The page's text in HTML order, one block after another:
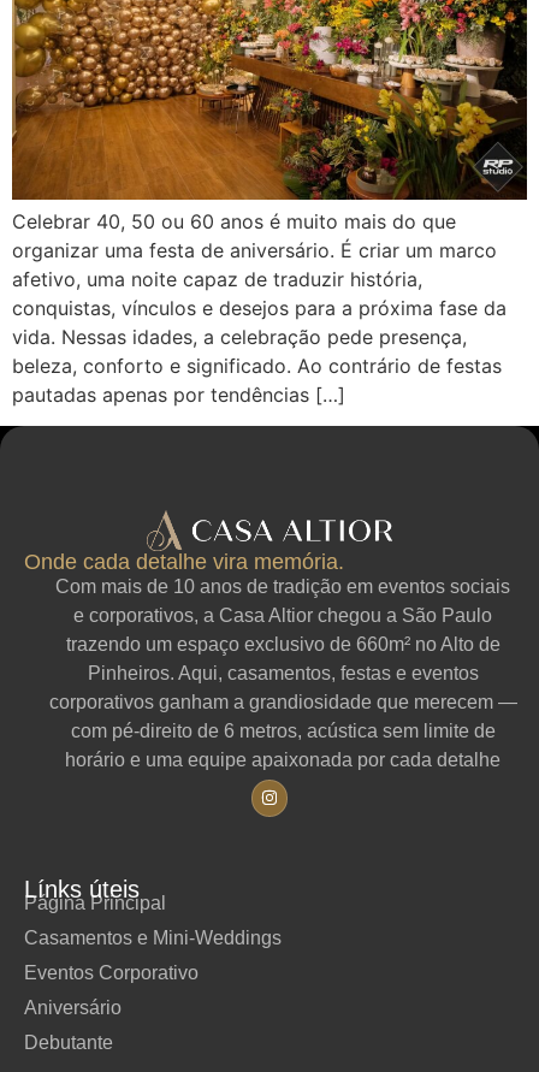
Celebrar 40, 50 ou 60 anos é muito mais do que
organizar uma festa de aniversário. É criar um marco
afetivo, uma noite capaz de traduzir história,
conquistas, vínculos e desejos para a próxima fase da
vida. Nessas idades, a celebração pede presença,
beleza, conforto e significado. Ao contrário de festas
pautadas apenas por tendências […]
Onde cada detalhe vira memória.
Com mais de 10 anos de tradição em eventos sociais
e corporativos, a Casa Altior chegou a São Paulo
trazendo um espaço exclusivo de 660m² no Alto de
Pinheiros. Aqui, casamentos, festas e eventos
corporativos ganham a grandiosidade que merecem —
com pé-direito de 6 metros, acústica sem limite de
horário e uma equipe apaixonada por cada detalhe
Línks úteis
Página Principal
Casamentos e Mini-Weddings
Eventos Corporativo
Aniversário
Debutante